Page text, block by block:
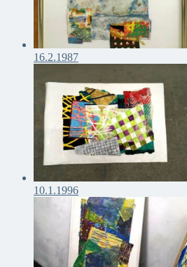
16.2.1987
10.1.1996